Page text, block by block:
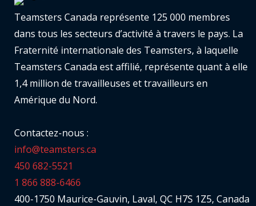
Teamsters Canada représente 125 000 membres
dans tous les secteurs d’activité à travers le pays. La
Fraternité internationale des Teamsters, à laquelle
Teamsters Canada est affilié, représente quant à elle
1,4 million de travailleuses et travailleurs en
Amérique du Nord.
Contactez-nous :
info@teamsters.ca
450 682-5521
1 866 888-6466
400-1750 Maurice-Gauvin, Laval, QC H7S 1Z5, Canada